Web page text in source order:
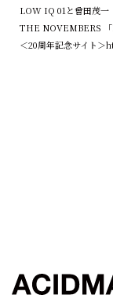
LOW IQ 01と曾田茂
THE NOVEMBERS 「
＜20周年記念サイト＞